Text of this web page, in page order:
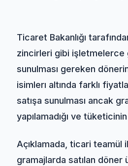
Ticaret Bakanlığı
zincirleri gibi işletmelerce
sunulması gereken
isimlerı altında farklı
satışa sunulması ancak
yapılamadığı ve
Açıklamada, ticari teamül
gramajlarda satılan